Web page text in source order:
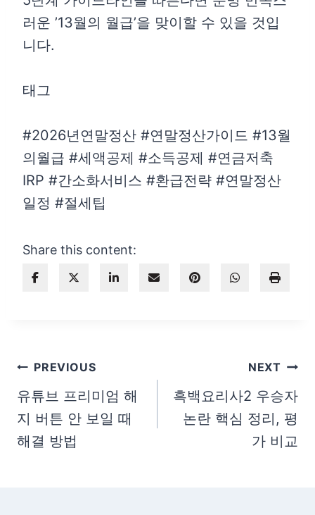
러운 ’13월의 월급’을 맞이할 수 있을 것입
니다.
태그
#2026년연말정산 #연말정산가이드 #13월
의월급 #세액공제 #소득공제 #연금저축
IRP #간소화서비스 #환급전략 #연말정산
일정 #절세팁
Share this content:
글
탐
색
PREVIOUS
유튜브 프리미엄 해
지 버튼 안 보일 때
해결 방법
NEXT
흑백요리사2 우승자
논란 핵심 정리, 평
가 비교